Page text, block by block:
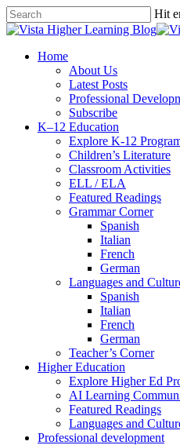
Skip
to
content
Hit
Close
search
Menu
Home
About Us
Latest Posts
Professional
Subscribe
K–12 Education
Explore K-12
Children’s Literature
Classroom Activities
ELL / ELA
Featured Readings
Grammar Corner
Spanish
Italian
French
German
Languages and
Spanish
Italian
French
German
Teacher’s Corner
Higher Education
Explore Higher Ed
AI Learning
Featured Readings
Languages and
Professional development